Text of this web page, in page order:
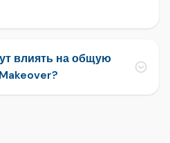
влиять на общую